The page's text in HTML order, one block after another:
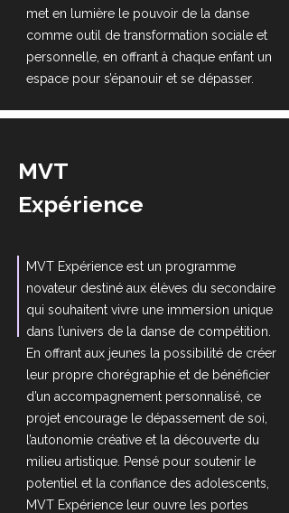
met en lumière le pouvoir de la danse
comme outil de transformation sociale et
personnelle, en offrant à chaque enfant un
espace pour s’épanouir et se dépasser.
MVT
Expérience
MVT Expérience est un programme
novateur destiné aux élèves du secondaire
qui souhaitent vivre une immersion unique
dans l’univers de la danse de compétition.
En offrant aux jeunes la possibilité de créer
leur propre chorégraphie et de bénéficier
d’un accompagnement personnalisé, ce
projet encourage le dépassement de soi,
l’autonomie créative et la découverte du
milieu artistique. Pensé pour soutenir le
potentiel et la confiance des adolescents,
MVT Expérience leur ouvre les portes